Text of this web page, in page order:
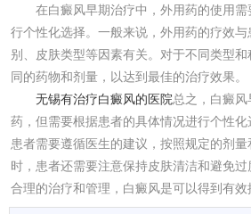
在白癜风早期治疗中，外用药的使用需
行个性化选择。一般来说，外用药的疗效
别、皮肤类型等因素有关。对于不同类型
同的药物和剂量，以达到最佳的治疗效果。
无锡有治疗白癜风的医院总之，白癜风
药，但需要根据患者的具体情况进行个性化
患者需要遵循医生的建议，按照规定的剂
时，患者还需要注意保持皮肤清洁和避免
合理的治疗和管理，白癜风是可以得到有效